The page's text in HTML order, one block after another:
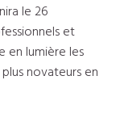
le 26
et
en lumière les
novateurs en